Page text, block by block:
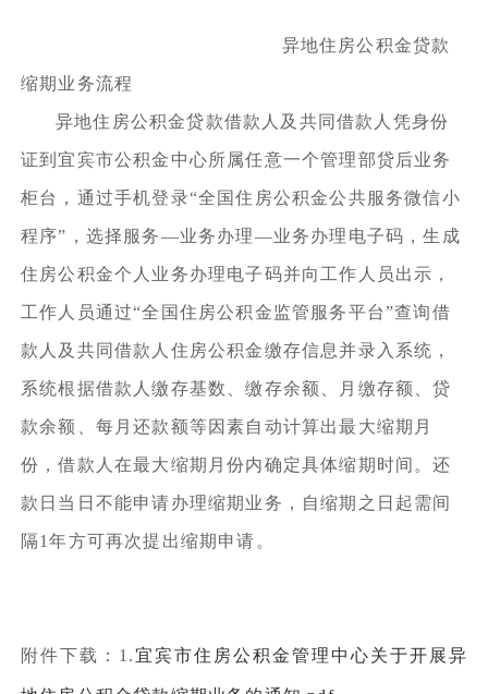
异地住房公积金贷款
缩期业务流程
异地住房公积金贷款借款人及共同借款人凭身份
证到宜宾市公积金中心所属任意一个管理部贷后业务
柜台，通过手机登录“全国住房公积金公共服务微信小
程序”，选择服务—业务办理—业务办理电子码，生成
住房公积金个人业务办理电子码并向工作人员出示，
工作人员通过“全国住房公积金监管服务平台”查询借
款人及共同借款人住房公积金缴存信息并录入系统，
系统根据借款人缴存基数、缴存余额、月缴存额、贷
款余额、每月还款额等因素自动计算出最大缩期月
份，借款人在最大缩期月份内确定具体缩期时间。还
款日当日不能申请办理缩期业务，自缩期之日起需间
隔1年方可再次提出缩期申请。
附件下载：1.宜宾市住房公积金管理中心关于开展异